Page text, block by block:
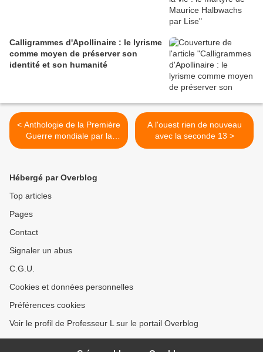
Calligrammes d'Apollinaire : le lyrisme
comme moyen de préserver son
identité et son humanité
< Anthologie de la Première
Guerre mondiale par la
seconde 13 : Gabriel
Hemingway, John Dos
A l'ouest rien de nouveau
avec la seconde 13 >
Hébergé par Overblog
Top articles
Pages
Contact
Signaler un abus
C.G.U.
Cookies et données personnelles
Préférences cookies
Voir le profil de Professeur L sur le portail Overblog